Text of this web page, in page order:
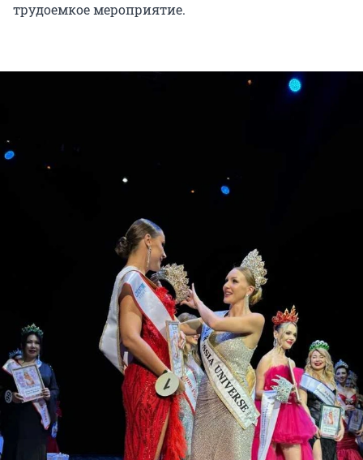
трудоемкое мероприятие.